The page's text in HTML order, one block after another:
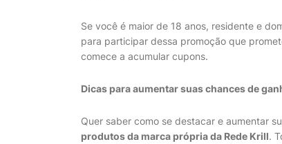
Se você é maior de 18 anos, residente e
para participar dessa promoção que
comece a acumular cupons.
Dicas para aumentar suas chances de
Quer saber como se destacar e aumentar
produtos da marca própria da Rede Krill.